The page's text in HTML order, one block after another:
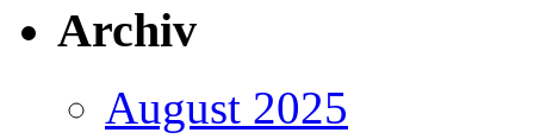
Archiv
August 2025